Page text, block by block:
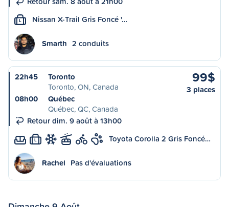
L Nissan X-Trail Gris Foncé '…
Smarth 2 conduits
22h45
Toronto
Toronto, ON, Canada
08h00
Québec
Québec, QC, Canada
Retour dim. 9 août à 13h00
99$
3 places
L Toyota Corolla 2 Gris Foncé…
Rachel Pas d'évaluations